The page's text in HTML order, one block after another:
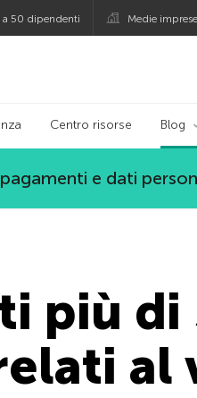
a 50 dipendenti Medie
Centro risorse Blog
e dati
più
al